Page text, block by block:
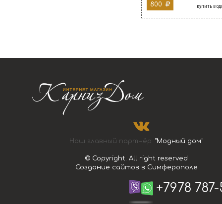
800 купить в
Наш главный партнёр: "Модный дом"
© Copyright. All right reserved
Создание сайтов в Симферополе
+7978